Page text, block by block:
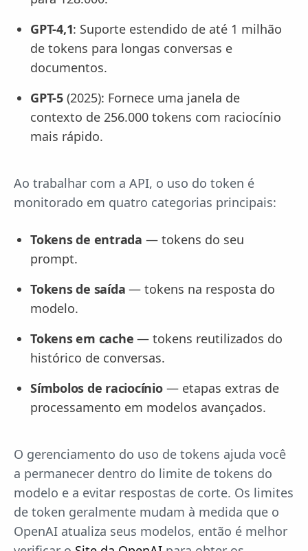
GPT-4,1: Suporte estendido de até 1 milhão
de tokens para longas conversas e
documentos.
GPT-5(2025): Fornece uma janela de
contexto de 256.000 tokens com raciocínio
mais rápido.
Ao trabalhar com a API, o uso do token é
monitorado em quatro categorias principais:
Tokens de entrada — tokens do seu
prompt.
Tokens de saída — tokens na resposta do
modelo.
Tokens em cache — tokens reutilizados do
histórico de conversas.
Símbolos de raciocínio— etapas extras de
processamento em modelos avançados.
O gerenciamento do uso de tokens ajuda você
a permanecer dentro do limite de tokens do
modelo e a evitar respostas de corte. Os limites
de token geralmente mudam à medida que o
OpenAI atualiza seus modelos, então é melhor